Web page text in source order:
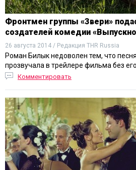
Фронтмен группы «Звери»
создателей комедии
26 августа 2014 / Редакция THR Russia
Роман Билык недоволен тем, что
прозвучала в трейлере фильма без
Комментировать